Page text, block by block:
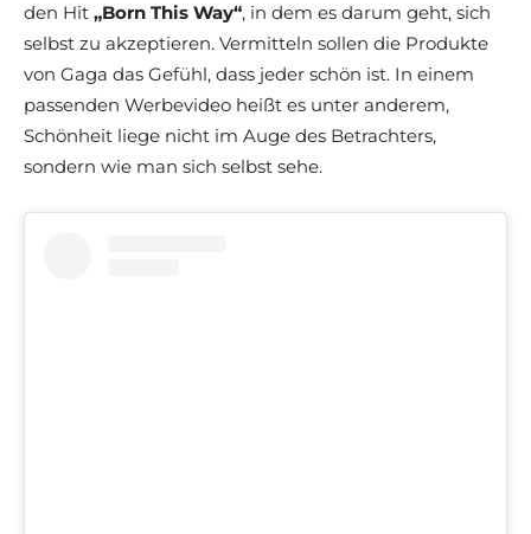
den Hit „Born This Way“, in dem es darum geht, sich
selbst zu akzeptieren. Vermitteln sollen die Produkte
von Gaga das Gefühl, dass jeder schön ist. In einem
passenden Werbevideo heißt es unter anderem,
Schönheit liege nicht im Auge des Betrachters,
sondern wie man sich selbst sehe.